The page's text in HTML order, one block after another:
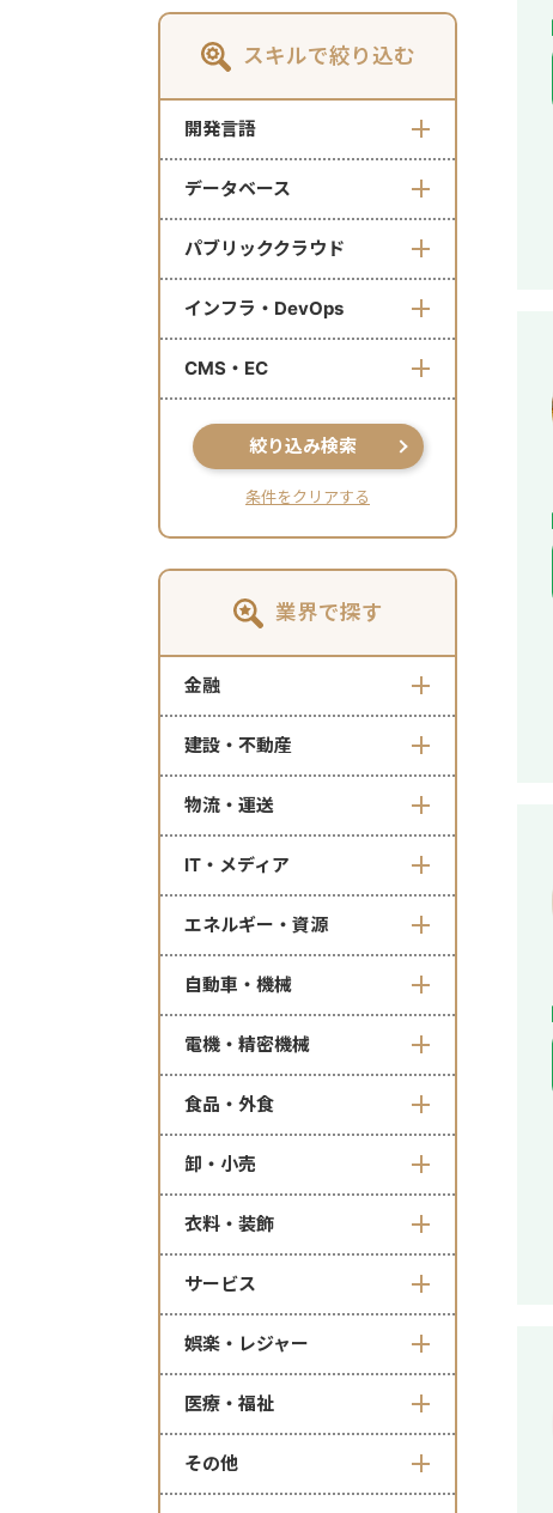
スキルで絞り込む
開発言語
データベース
パブリッククラウド
インフラ・DevOps
CMS・EC
絞り込み検索
条件をクリアする
業界で探す
金融
建設・不動産
物流・運送
IT・メディア
エネルギー・資源
自動車・機械
電機・精密機械
食品・外食
卸・小売
衣料・装飾
サービス
娯楽・レジャー
医療・福祉
その他